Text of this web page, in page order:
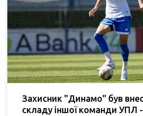
Захисник "Динамо" був
складу іншої команди УПЛ